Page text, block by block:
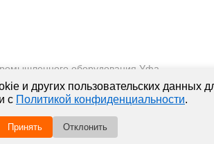
оборудования Уфа
2018. Все права защищены
автоматически принимаете
и других пользовательских данных
с Политикой конфиденциальности.
Принять Отклонить